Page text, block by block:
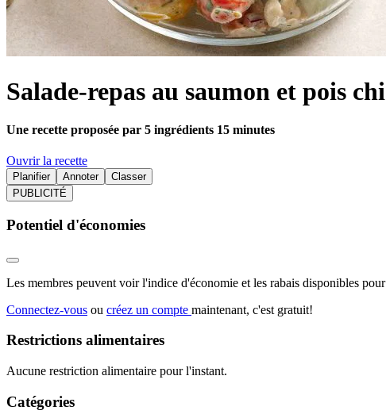
Salade-repas au saumon et pois
Une recette proposée par 5 ingrédients 15 minutes
Ouvrir la recette
Planifier Annoter
Classer
PUBLICITÉ
Potentiel d'économies
Les membres peuvent voir l'indice d'économie et les rabais disponibles pour
Connectez-vous ou créez un compte maintenant, c'est gratuit!
Restrictions alimentaires
Aucune restriction alimentaire pour l'instant.
Catégories